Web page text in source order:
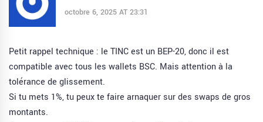
octobre 6, 2025 AT 23:31
Petit rappel technique : le TINC est un BEP-20, donc il est
compatible avec tous les wallets BSC. Mais attention à la
tolérance de glissement.
Si tu mets 1%, tu peux te faire arnaquer sur des swaps de gros
montants.